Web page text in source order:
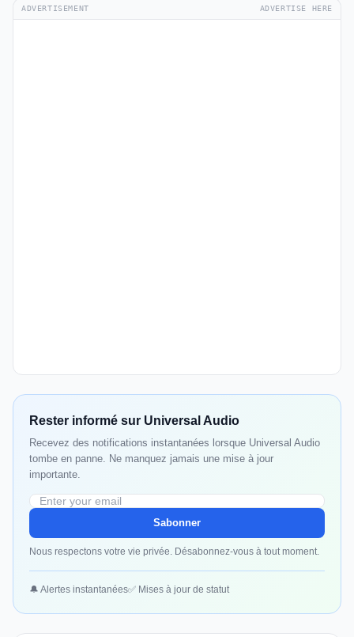
ADVERTISEMENT ADVERTISE HERE
Rester informé sur Universal Audio
Recevez des notifications instantanées lorsque Universal Audio
tombe en panne. Ne manquez jamais une mise à jour
importante.
Sabonner
Nous respectons votre vie privée. Désabonnez-vous à tout moment.
🔔 Alertes instantanées✅ Mises à jour de statut